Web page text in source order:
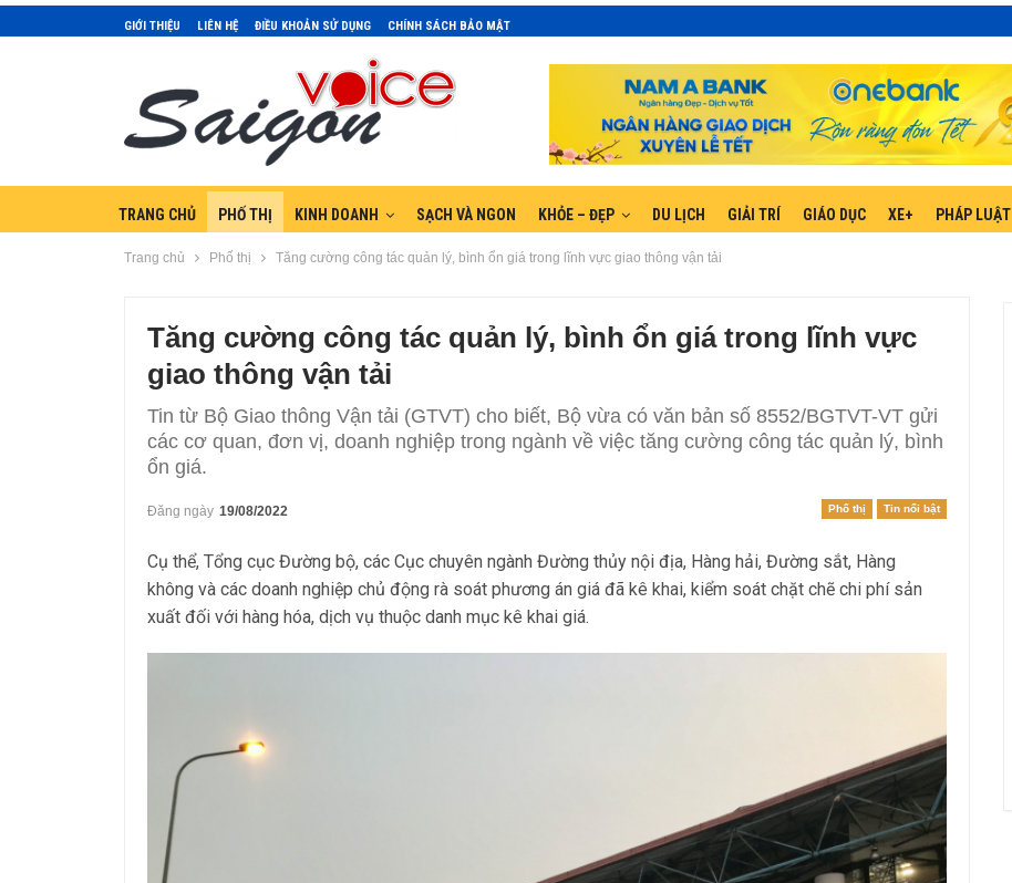
GIỚI THIỆU LIÊN HỆ ĐIỀU KHOẢN SỬ DỤNG CHÍNH SÁCH BẢO MẬT
TRANG CHỦ PHỐ THỊ KINH DOANH SẠCH VÀ NGON KHỎE – ĐẸP DU LỊCH GIẢI TRÍ GIÁO DỤC XE+ PHÁP LUẬT
Trang chủ Phố thị Tăng cường công tác quản lý, bình ổn giá trong lĩnh vực giao thông vận tải
Tăng cường công tác quản lý, bình ổn giá trong lĩnh vực
giao thông vận tải
Tin từ Bộ Giao thông Vận tải (GTVT) cho biết, Bộ vừa có văn bản số 8552/BGTVT-VT gửi
các cơ quan, đơn vị, doanh nghiệp trong ngành về việc tăng cường công tác quản lý, bình
ổn giá.
Phố thị Tin nổi bật
Đăng ngày 19/08/2022
Cụ thể, Tổng cục Đường bộ, các Cục chuyên ngành Đường thủy nội địa, Hàng hải, Đường sắt, Hàng
không và các doanh nghiệp chủ động rà soát phương án giá đã kê khai, kiểm soát chặt chẽ chi phí sản
xuất đối với hàng hóa, dịch vụ thuộc danh mục kê khai giá.